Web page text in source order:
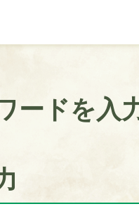
ードを入